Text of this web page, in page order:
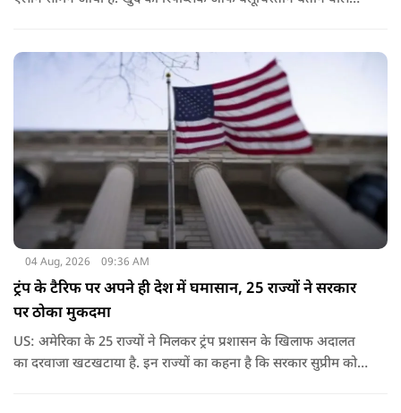
04 Aug, 2026 09:36 AM
ट्रंप के टैरिफ पर अपने ही देश में घमासान, 25 राज्यों ने सरकार
पर ठोका मुकदमा
US: अमेरिका के 25 राज्यों ने मिलकर ट्रंप प्रशासन के खिलाफ अदालत
का दरवाजा खटखटाया है. इन राज्यों का कहना है कि सरकार सुप्रीम कोर्ट